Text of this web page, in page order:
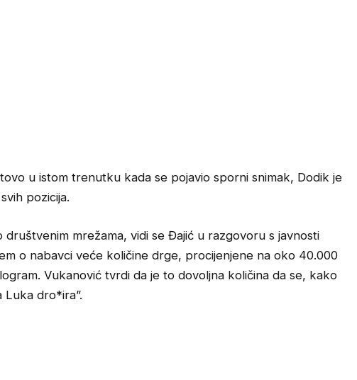
u istom trenutku kada se pojavio sporni snimak, Dodik je
pozicija.
mrežama, vidi se Đajić u razgovoru s javnosti
o nabavci veće količine drge, procijenjene na oko 40.000
Vukanović tvrdi da je to dovoljna količina da se, kako
Luka dro*ira”.